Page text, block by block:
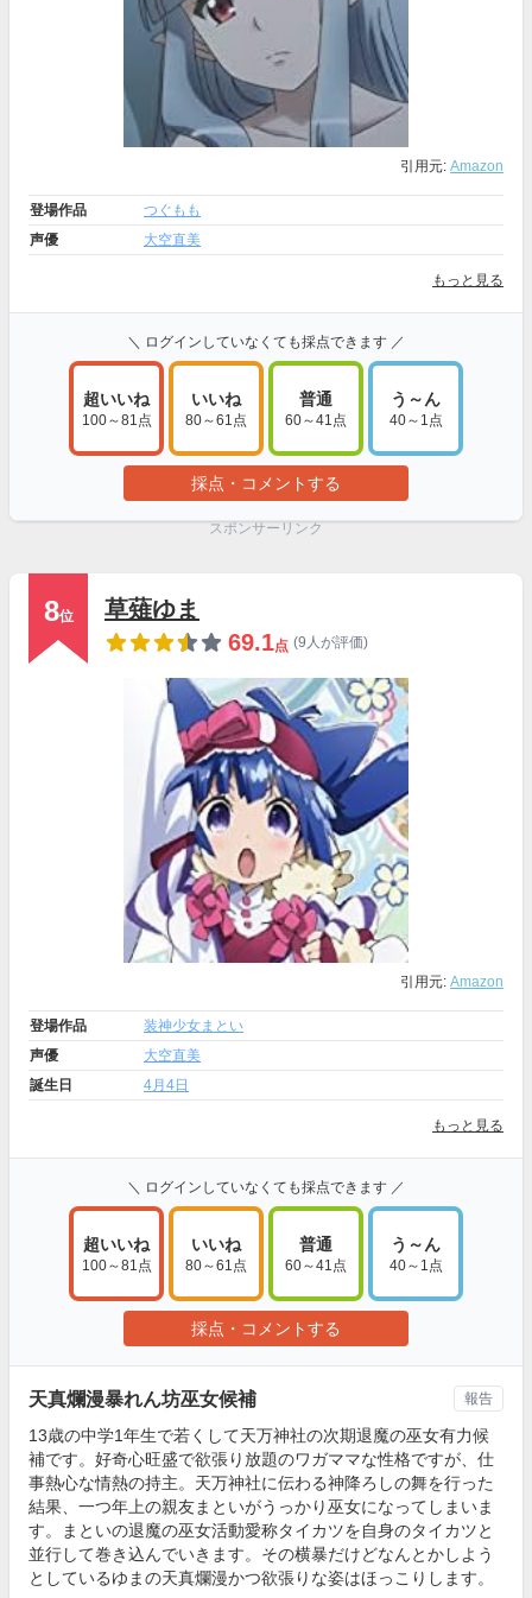
引用元: Amazon
登場作品
つぐもも
声優
大空直美
もっと見る
＼ ログインしていなくても採点できます ／
超いいね
100～81点
いいね
80～61点
普通
60～41点
う～ん
40～1点
採点・コメントする
スポンサーリンク
8位
草薙ゆま
69.1点 (9人が評価)
引用元: Amazon
登場作品
装神少女まとい
声優
大空直美
誕生日
4月4日
もっと見る
＼ ログインしていなくても採点できます ／
超いいね
100～81点
いいね
80～61点
普通
60～41点
う～ん
40～1点
採点・コメントする
天真爛漫暴れん坊巫女候補
13歳の中学1年生で若くして天万神社の次期退魔の巫女有力候
補です。好奇心旺盛で欲張り放題のワガママな性格ですが、仕
事熱心な情熱の持主。天万神社に伝わる神降ろしの舞を行った
結果、一つ年上の親友まといがうっかり巫女になってしまいま
す。まといの退魔の巫女活動愛称タイカツを自身のタイカツと
並行して巻き込んでいきます。その横暴だけどなんとかしよう
としているゆまの天真爛漫かつ欲張りな姿はほっこりします。
報告